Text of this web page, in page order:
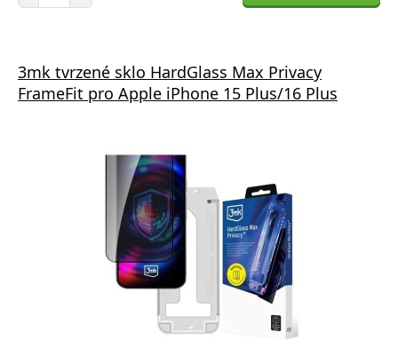
3mk tvrzené sklo HardGlass Max Privacy
FrameFit pro Apple iPhone 15 Plus/16 Plus